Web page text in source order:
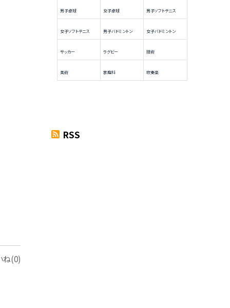
ね(0)
男子卓球 女子卓球 男子ソフトテニス
女子ソフトテニス 男子バドミントン 女子バドミントン
サッカー ラグビー 技術
美術 家庭科 吹奏楽
RSS